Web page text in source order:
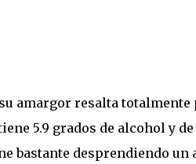
amargor resalta totalmente
5.9 grados de alcohol y
bastante desprendiendo un